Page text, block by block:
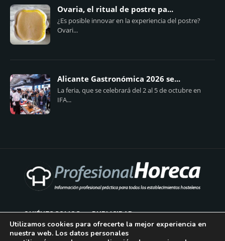
Ovaria, el ritual de postre pa...
¿Es posible innovar en la experiencia del postre?
Ovari...
Alicante Gastronómica 2026 se...
La feria, que se celebrará del 2 al 5 de octubre en
IFA...
QUIÉNES SOMOS PUBLICIDAD
AVISO LEGAL
Utilizamos cookies para ofrecerte la mejor experiencia en
nuestra web. Los datos personales